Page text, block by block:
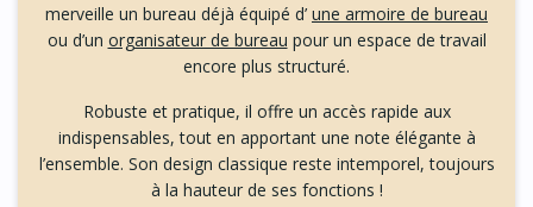
merveille un bureau déjà équipé d’ une armoire de bureau
ou d’un organisateur de bureau pour un espace de travail
encore plus structuré.
Robuste et pratique, il offre un accès rapide aux
indispensables, tout en apportant une note élégante à
l’ensemble. Son design classique reste intemporel, toujours
à la hauteur de ses fonctions !